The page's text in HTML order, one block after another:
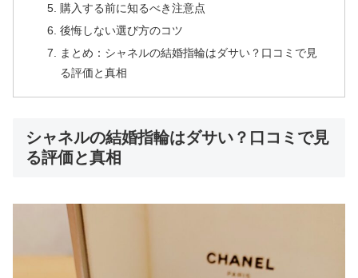
購入する前に知るべき注意点
後悔しない選び方のコツ
まとめ：シャネルの結婚指輪はダサい？口コミで見
る評価と真相
シャネルの結婚指輪はダサい？口コミで見
る評価と真相